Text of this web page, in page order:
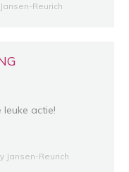
Reurich
actie!
Jansen-Reurich